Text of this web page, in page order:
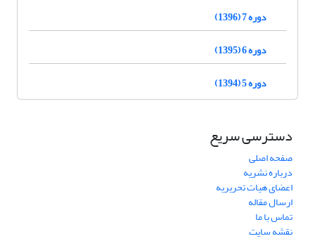
دوره 7 (1396)
دوره 6 (1395)
دوره 5 (1394)
دسترسی سریع
صفحه اصلی
درباره نشریه
اعضای هیات تحریریه
ارسال مقاله
تماس با ما
نقشه سایت